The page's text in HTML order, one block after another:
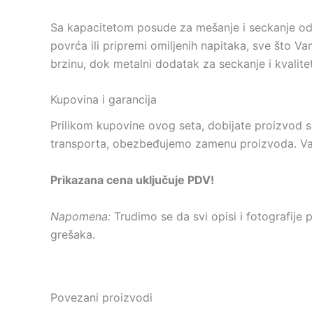
Sa kapacitetom posude za mešanje i seckanje
povrća ili pripremi omiljenih napitaka, sve što
brzinu, dok metalni dodatak za seckanje i
Kupovina i garancija
Prilikom kupovine ovog seta, dobijate proizvod
transporta, obezbeđujemo zamenu proizvoda.
Prikazana cena uključuje PDV!
Napomena: Trudimo se da svi opisi i fotografije
grešaka.
Povezani proizvodi